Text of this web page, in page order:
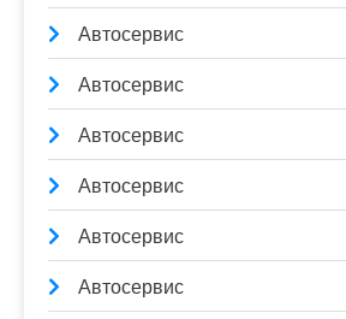
Автосервис
Автосервис
Автосервис
Автосервис
Автосервис
Автосервис